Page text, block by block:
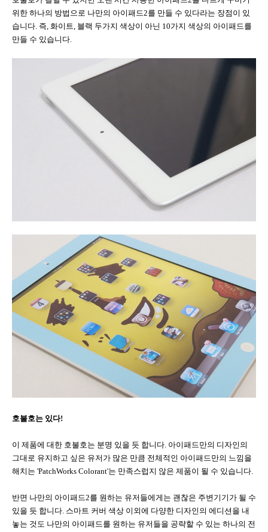
위한 하나의 방법으로 나만의 아이패드2를 만들 수 있다라는 장점이 있
습니다. 즉, 화이트, 블랙 두가지 색상이 아닌 10가지 색상의 아이패드를
만들 수 있습니다.
호불호는 있다!
이 제품에 대한 호불호는 분명 있을 듯 합니다. 아이패드만의 디자인의
그대로 유지하고 싶은 유저가 많은 만큼 전체적인 아이패드만의 느낌을
해치는 'PatchWorks Colorant'는 만족스럽지 않은 제품이 될 수 있습니다.
반면 나만의 아이패드2를 원하는 유저들에게는 괜찮은 주변기기가 될 수
있을 듯 합니다. 스마트 커버 색상 이외에 다양한 디자인의 에디션을 내
놓는 것도 나만의 아이패드를 원하는 유저들을 공략할 수 있는 하나의 전